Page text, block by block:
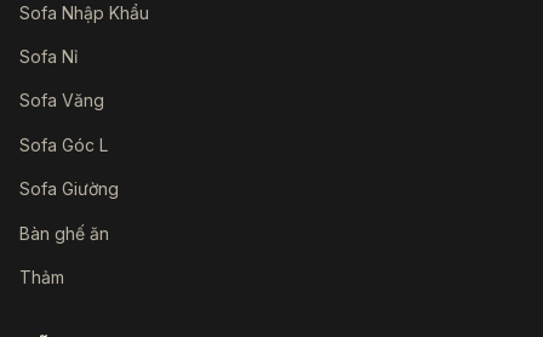
Sofa Nhập Khẩu
Sofa Nỉ
Sofa Văng
Sofa Góc L
Sofa Giường
Bàn ghế ăn
Thảm